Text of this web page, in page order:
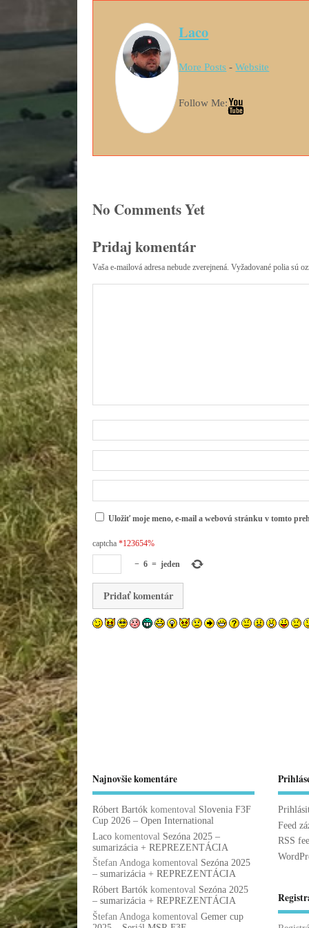
Laco
More Posts -Website
Follow Me:
No Comments Yet
Pridaj komentár
Vaša e-mailová adresa nebude zverejnená. Vyžadované polia sú
Uložiť moje meno, e-mail a webovú stránku v tomto
captcha *123654%
− 6 = jeden
Najnovšie komentáre
Róbert Bartók komentoval Slovenia F3F
Cup 2026 – Open International
Laco komentoval Sezóna 2025 –
sumarizácia + REPREZENTÁCIA
Štefan Andoga komentoval Sezóna 2025
– sumarizácia + REPREZENTÁCIA
Róbert Bartók komentoval Sezóna 2025
– sumarizácia + REPREZENTÁCIA
Štefan Andoga komentovalGemer cup
Feed
RSS